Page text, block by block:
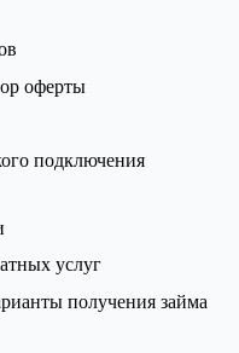
оферты
подключения
услуг
получения займа